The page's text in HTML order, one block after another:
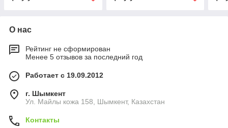
О нас
Рейтинг не сформирован
Менее 5 отзывов за последний год
Работает с 19.09.2012
г. Шымкент
Ул. Майлы кожа 158, Шымкент, Казахстан
Контакты